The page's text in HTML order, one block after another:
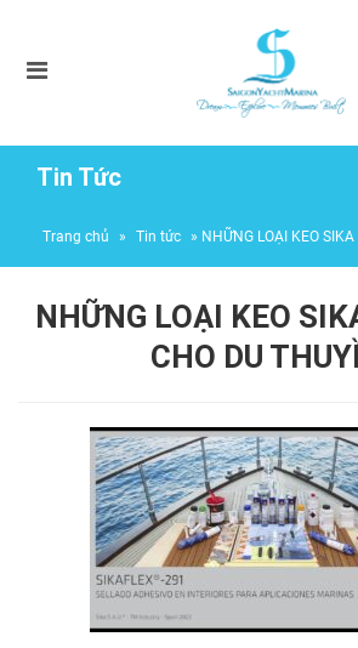
Tin Tức
Trang chủ » Tin tức » NHỮNG LOẠI KEO
THUYỀN
NHỮNG LOẠI KEO
CHO DU